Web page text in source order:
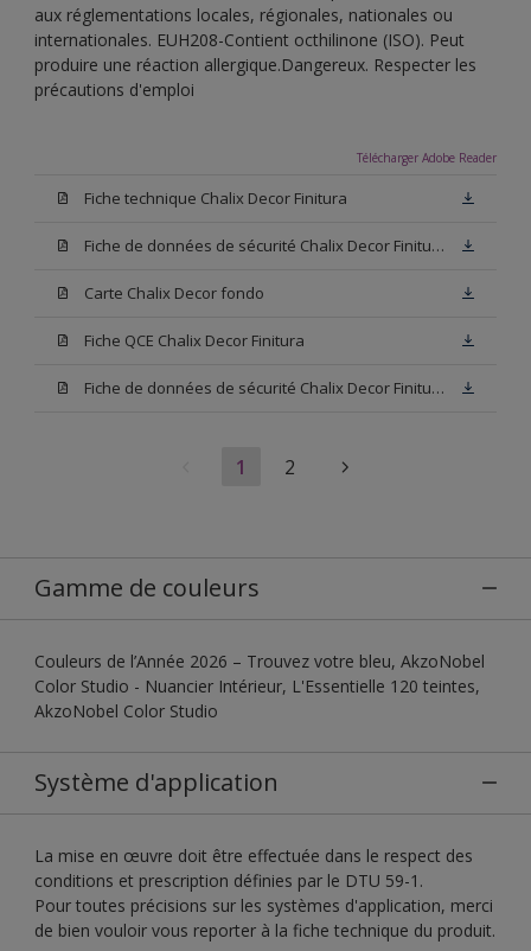
aux réglementations locales, régionales, nationales ou
internationales. EUH208-Contient octhilinone (ISO). Peut
produire une réaction allergique.Dangereux. Respecter les
précautions d'emploi
Télécharger Adobe Reader
Fiche technique Chalix Decor Finitura
Fiche de données de sécurité Chalix Decor Finitura Base W05
Carte Chalix Decor fondo
Fiche QCE Chalix Decor Finitura
Fiche de données de sécurité Chalix Decor Finitura Base N00
1 2
Gamme de couleurs
Couleurs de l’Année 2026 – Trouvez votre bleu, AkzoNobel
Color Studio - Nuancier Intérieur, L'Essentielle 120 teintes,
AkzoNobel Color Studio
Système d'application
La mise en œuvre doit être effectuée dans le respect des
conditions et prescription définies par le DTU 59-1.
Pour toutes précisions sur les systèmes d'application, merci
de bien vouloir vous reporter à la fiche technique du produit.